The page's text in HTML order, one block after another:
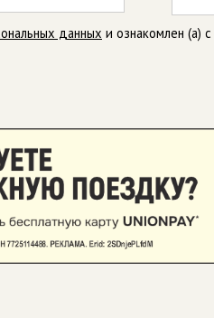
данных и ознакомлен (а) с